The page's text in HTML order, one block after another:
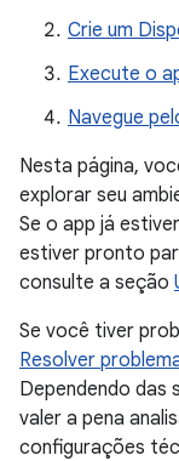
Crie um
Execute o
Navegue
Nesta página,
explorar seu
Se o app já
estiver pronto
consulte a seção
Se você tiver
Resolver
Dependendo das
valer a pena
configurações